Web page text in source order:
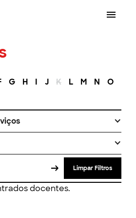
G H I J K L M N O
Limpar Filtros
docentes.